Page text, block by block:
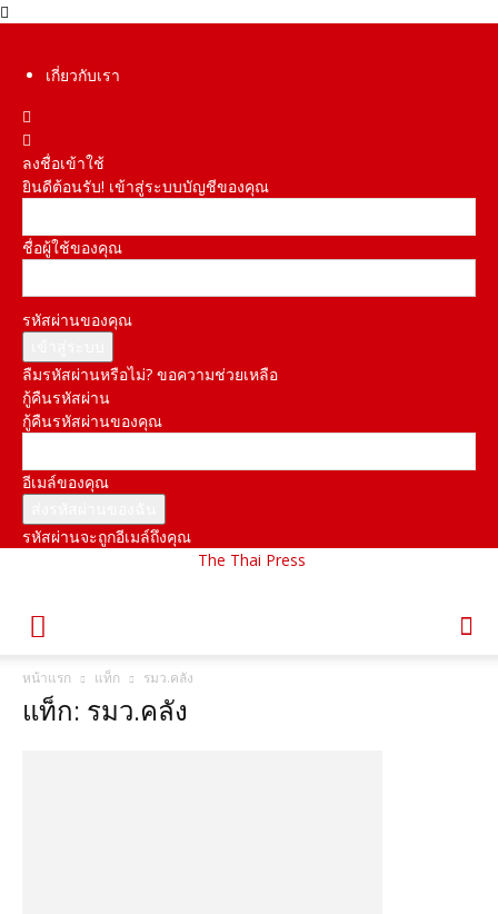
เกี่ยวกับเรา
ลงชื่อเข้าใช้
ยินดีต้อนรับ! เข้าสู่ระบบบัญชีของคุณ
ชื่อผู้ใช้ของคุณ
รหัสผ่านของคุณ
ลืมรหัสผ่านหรือไม่? ขอความช่วยเหลือ
กู้คืนรหัสผ่าน
กู้คืนรหัสผ่านของคุณ
อีเมล์ของคุณ
รหัสผ่านจะถูกอีเมล์ถึงคุณ
The Thai Press
หน้าแรก แท็ก รมว.คลัง
แท็ก: รมว.คลัง